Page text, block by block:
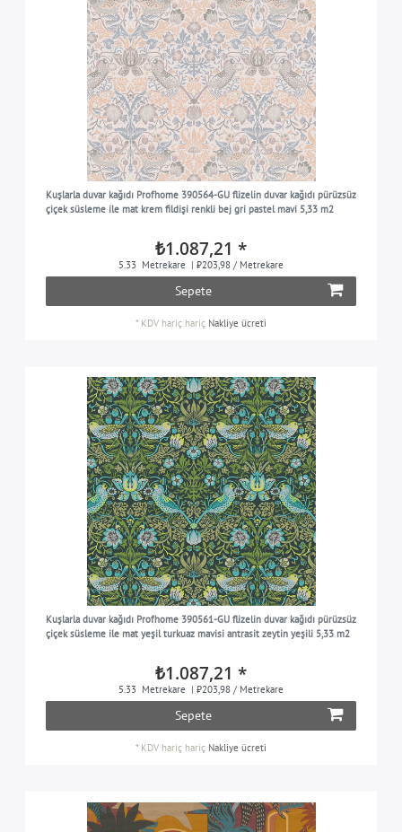
Kuşlarla duvar kağıdı Profhome 390564-GU flizelin duvar kağıdı pürüzsüz
çiçek süsleme ile mat krem fildişi renkli bej gri pastel mavi 5,33 m2
₺1.087,21 *
5.33 Metrekare | ₺203,98 / Metrekare
Sepete
* KDV hariç hariç Nakliye ücreti
Kuşlarla duvar kağıdı Profhome 390561-GU flizelin duvar kağıdı pürüzsüz
çiçek süsleme ile mat yeşil turkuaz mavisi antrasit zeytin yeşili 5,33 m2
₺1.087,21 *
5.33 Metrekare | ₺203,98 / Metrekare
Sepete
* KDV hariç hariç Nakliye ücreti